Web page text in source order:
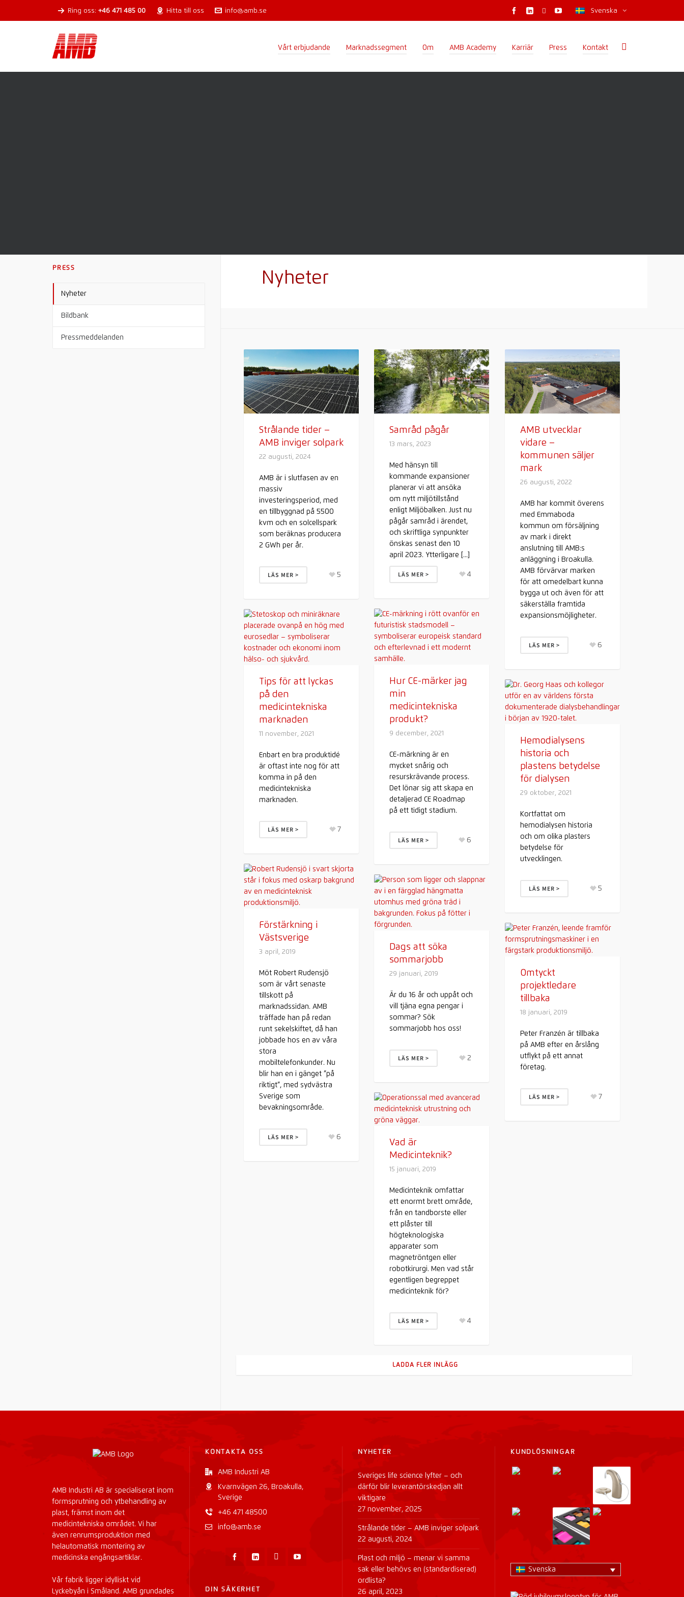
Ring oss: +46 471 485 00 Hitta till oss info@amb.se Svenska
Vårt erbjudande Marknadssegment Om AMB Academy Karriär Press Kontakt
Nyheter
Strålande tider –
AMB inviger solpark
22 augusti, 2024
AMB är i slutfasen av en
massiv
investeringsperiod, med
en tillbyggnad på 5500
kvm och en solcellspark
som beräknas producera
2 GWh per år.
LÄS MER > 5
Samråd pågår
13 mars, 2023
Med hänsyn till
kommande expansioner
planerar vi att ansöka
om nytt miljötillstånd
enligt Miljöbalken. Just nu
pågår samråd i ärendet,
och skriftliga synpunkter
önskas senast den 10
april 2023. Ytterligare [...]
LÄS MER > 4
AMB utvecklar
vidare –
kommunen säljer
mark
26 augusti, 2022
AMB har kommit överens
med Emmaboda
kommun om försäljning
av mark i direkt
anslutning till AMB:s
anläggning i Broakulla.
AMB förvärvar marken
för att omedelbart kunna
bygga ut och även för att
säkerställa framtida
expansionsmöjligheter.
LÄS MER > 6
Hur CE-märker jag
min
medicintekniska
produkt?
9 december, 2021
CE-märkning är en
mycket snårig och
resurskrävande process.
Det lönar sig att skapa en
detaljerad CE Roadmap
på ett tidigt stadium.
LÄS MER > 6
Tips för att lyckas
på den
medicintekniska
marknaden
11 november, 2021
Enbart en bra produktidé
är oftast inte nog för att
komma in på den
medicintekniska
marknaden.
LÄS MER > 7
Hemodialysens
historia och
plastens betydelse
för dialysen
29 oktober, 2021
Kortfattat om
hemodialysen historia
och om olika plasters
betydelse för
utvecklingen.
LÄS MER > 5
Förstärkning i
Västsverige
3 april, 2019
Möt Robert Rudensjö
som är vårt senaste
tillskott på
marknadssidan. AMB
träffade han på redan
runt sekelskiftet, då han
jobbade hos en av våra
stora
mobiltelefonkunder. Nu
blir han en i gänget ”på
riktigt”, med sydvästra
Sverige som
bevakningsområde.
LÄS MER > 6
Dags att söka
sommarjobb
29 januari, 2019
Är du 16 år och uppåt och
vill tjäna egna pengar i
sommar? Sök
sommarjobb hos oss!
LÄS MER > 2
Omtyckt
projektledare
tillbaka
18 januari, 2019
Peter Franzén är tillbaka
på AMB efter en årslång
utflykt på ett annat
företag.
LÄS MER > 7
Vad är
Medicinteknik?
15 januari, 2019
Medicinteknik omfattar
ett enormt brett område,
från en tandborste eller
ett plåster till
högteknologiska
apparater som
magnetröntgen eller
robotkirurgi. Men vad står
egentligen begreppet
medicinteknik för?
LÄS MER > 4
LADDA FLER INLÄGG
PRESS
Nyheter
Bildbank
Pressmeddelanden
AMB Industri AB är specialiserat inom
formsprutning och ytbehandling av
plast, främst inom det
medicintekniska området. Vi har
även renrumsproduktion med
helautomatisk montering av
medicinska engångsartiklar.
Vår fabrik ligger idylliskt vid
Lyckebyån i Småland. AMB grundades
KONTAKTA OSS
AMB Industri AB
Kvarnvägen 26, Broakulla,
Sverige
+46 471 48500
info@amb.se
DIN SÄKERHET
NYHETER
Sveriges life science lyfter – och
därför blir leverantörskedjan allt
viktigare
27 november, 2025
Strålande tider – AMB inviger solpark
22 augusti, 2024
Plast och miljö – menar vi samma
sak eller behövs en (standardiserad)
ordlista?
26 april, 2023
KUNDLÖSNINGAR
Svenska